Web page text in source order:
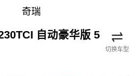
奇瑞
自动豪华版 5
切换车型